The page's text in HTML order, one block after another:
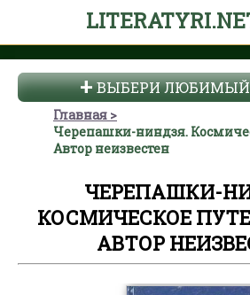
ВЫБЕРИ
Главная
Черепашки-ниндзя.
Автор неизвестен
ЧЕРЕПАШКИ-
КОСМИЧЕСКОЕ
АВТОР